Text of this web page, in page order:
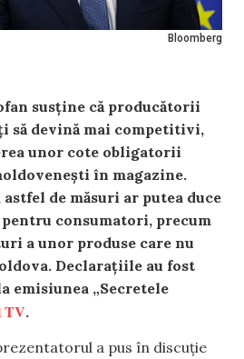
Bloomberg
susține că producătorii
să devină mai competitivi,
unor cote obligatorii
în magazine.
de măsuri ar putea duce
consumatori, precum
a unor produse care nu
Declarațiile au fost
emisiunea „Secretele
TV.
a pus în discuție